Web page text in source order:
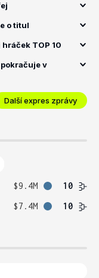
o titul
TOP 10
v
Další expres zprávy
$9.4M
10
$7.4M 10